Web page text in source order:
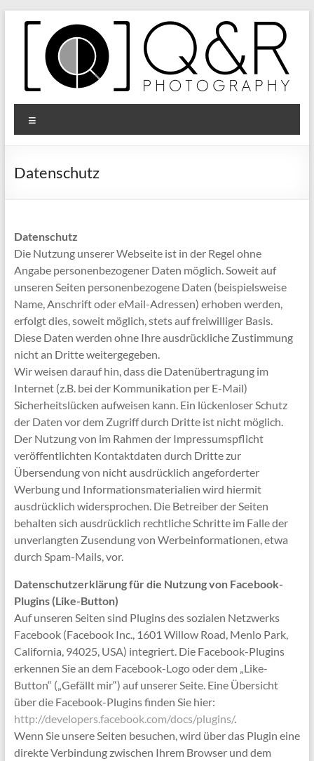
Inhalt
Q&R
Photography
Datenschutz
Datenschutz
Die Nutzung unserer Webseite ist in der Regel ohne
Angabe personenbezogener Daten möglich. Soweit auf
unseren Seiten personenbezogene Daten (beispielsweise
Name, Anschrift oder eMail-Adressen) erhoben werden,
erfolgt dies, soweit möglich, stets auf freiwilliger Basis.
Diese Daten werden ohne Ihre ausdrückliche Zustimmung
nicht an Dritte weitergegeben.
Wir weisen darauf hin, dass die Datenübertragung im
Internet (z.B. bei der Kommunikation per E-Mail)
Sicherheitslücken aufweisen kann. Ein lückenloser Schutz
der Daten vor dem Zugriff durch Dritte ist nicht möglich.
Der Nutzung von im Rahmen der Impressumspflicht
veröffentlichten Kontaktdaten durch Dritte zur
Übersendung von nicht ausdrücklich angeforderter
Werbung und Informationsmaterialien wird hiermit
ausdrücklich widersprochen. Die Betreiber der Seiten
behalten sich ausdrücklich rechtliche Schritte im Falle der
unverlangten Zusendung von Werbeinformationen, etwa
durch Spam-Mails, vor.
Datenschutzerklärung für die Nutzung von Facebook-
Plugins (Like-Button)
Auf unseren Seiten sind Plugins des sozialen Netzwerks
Facebook (Facebook Inc., 1601 Willow Road, Menlo Park,
California, 94025, USA) integriert. Die Facebook-Plugins
erkennen Sie an dem Facebook-Logo oder dem „Like-
Button“ („Gefällt mir“) auf unserer Seite. Eine Übersicht
über die Facebook-Plugins finden Sie hier:
http://developers.facebook.com/docs/plugins/.
Wenn Sie unsere Seiten besuchen, wird über das Plugin eine
direkte Verbindung zwischen Ihrem Browser und dem